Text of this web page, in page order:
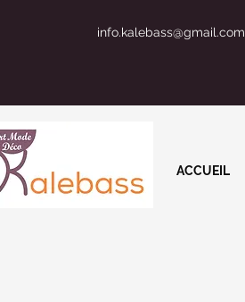
info.kalebass@gmail.com
ACCUEIL